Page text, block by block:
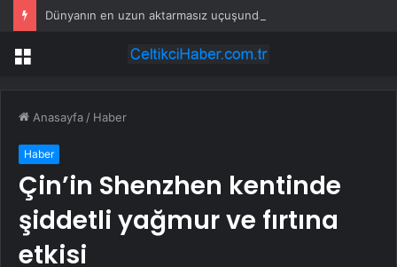
Menü
Anasayfa / Haber
Haber
Çin’in Shenzhen kentinde
şiddetli yağmur ve fırtına
etkisi